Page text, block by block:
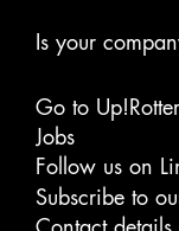
Is your
Go to
Jobs
Follow us on
Subscribe to